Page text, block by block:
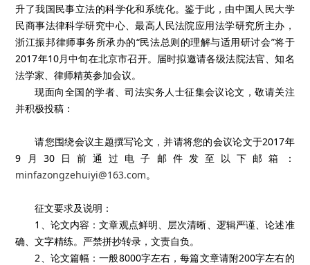
升了我国民事立法的科学化和系统化。鉴于此，由中国人民大学
民商事法律科学研究中心、最高人民法院应用法学研究所主办，
浙江振邦律师事务所承办的“民法总则的理解与适用研讨会”将于
2017年10月中旬在北京市召开。届时拟邀请各级法院法官、知名
法学家、律师精英参加会议。
现面向全国的学者、司法实务人士征集会议论文，敬请关注
并积极投稿：
请您围绕会议主题撰写论文，并请将您的会议论文于2017年
9月30日前通过电子邮件发至以下邮箱：
minfazongzehuiyi@163.com。
征文要求及说明：
1、论文内容：文章观点鲜明、层次清晰、逻辑严谨、论述准
确、文字精练。严禁拼抄转录，文责自负。
2、论文篇幅：一般8000字左右，每篇文章请附200字左右的